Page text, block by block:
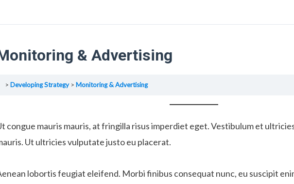
& Advertising
Developing Strategy Monitoring & Advertising
congue mauris mauris, at fringilla risus imperdiet eget. Vestibulum et
Ut ultricies vulputate justo eu placerat.
lobortis feugiat eleifend. Morbi finibus consequat nunc, eu suscipit